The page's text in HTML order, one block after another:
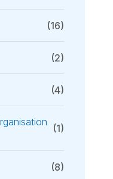
(16)
(2)
(4)
(1)
(8)